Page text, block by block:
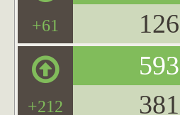
+61 126
+212
593
381